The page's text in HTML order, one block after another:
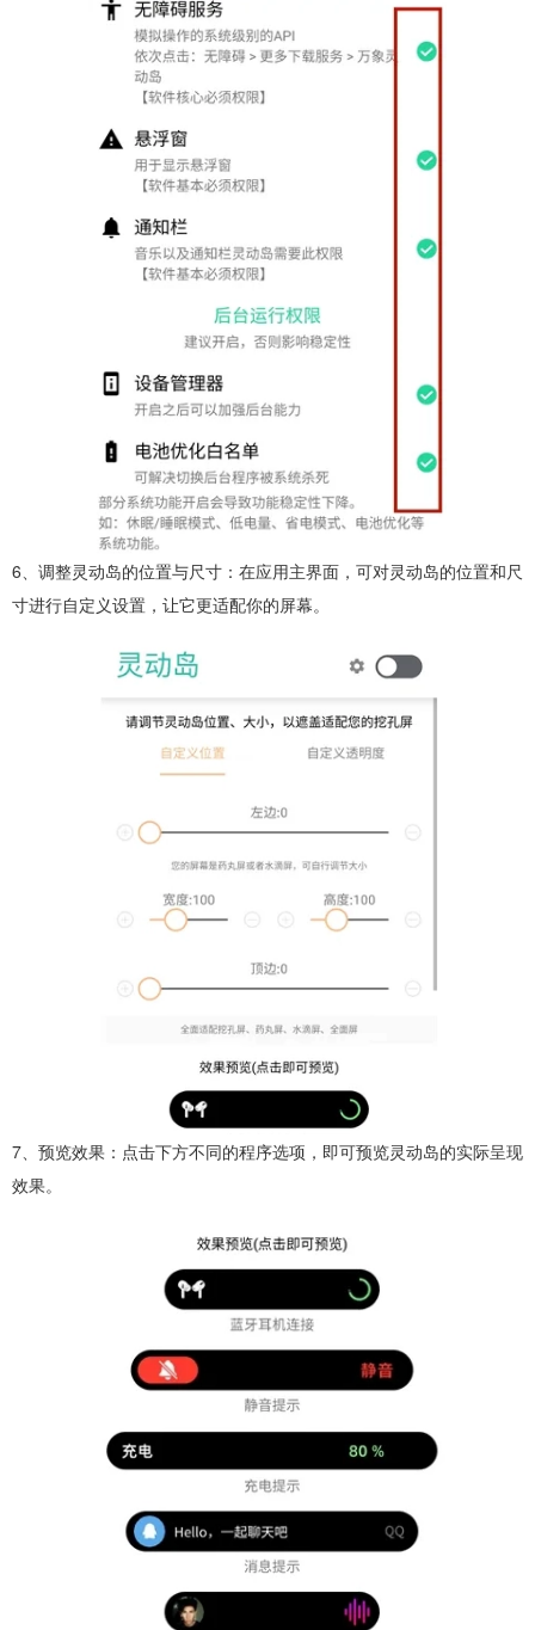
6、调整灵动岛的位置与尺寸：在应用主界面，可对灵动岛的位置和尺
寸进行自定义设置，让它更适配你的屏幕。
7、预览效果：点击下方不同的程序选项，即可预览灵动岛的实际呈现
效果。